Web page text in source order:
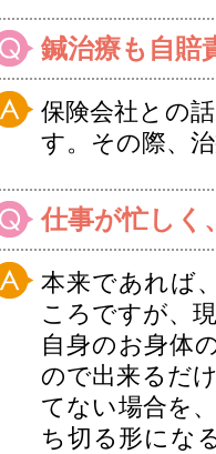
鍼治療も自賠
保険会社との
す。その際、
仕事が忙しく
本来であれば
ころですが、
自身のお身体
ので出来るだ
てない場合を
ち切る形にな